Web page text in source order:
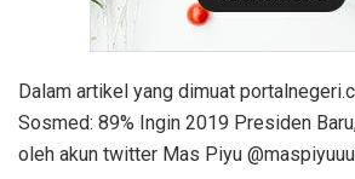
Dalam artikel yang dimuat
Sosmed: 89% Ingin 2019 Presiden
oleh akun twitter Mas Piyu